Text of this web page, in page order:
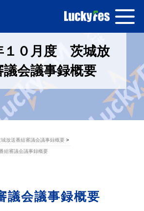
１０月度 茨城放
議会議事録概要
城放送番組審議会議事録概要
組審議会議事録概要
議会議事録概要